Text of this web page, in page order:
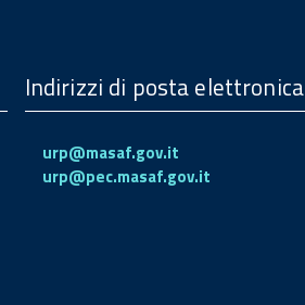
Indirizzi di posta elettronica
urp@masaf.gov.it
urp@pec.masaf.gov.it